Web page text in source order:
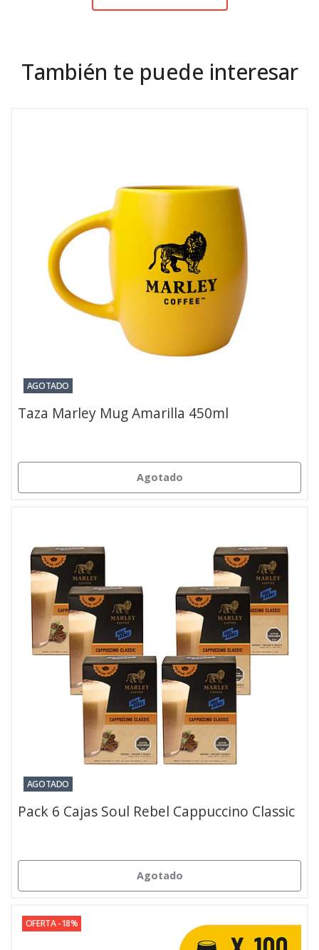
También te puede interesar
AGOTADO
Taza Marley Mug Amarilla 450ml
Agotado
AGOTADO
Pack 6 Cajas Soul Rebel Cappuccino Classic
Agotado
OFERTA -18%